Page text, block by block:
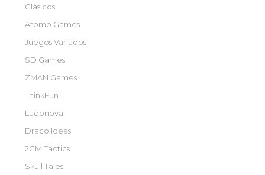
Clásicos
Atomo Games
Juegos Variados
SD Games
ZMAN Games
ThinkFun
Ludonova
Draco Ideas
2GM Tactics
Skull Tales